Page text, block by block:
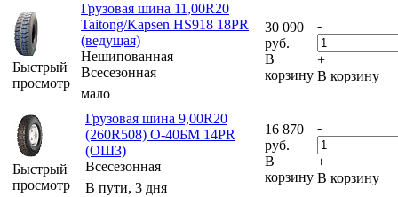
Быстрый
просмотр
Грузовая шина 11,00R20
Taitong/Kapsen HS918 18PR
(ведущая)
Нешипованная
Всесезонная
мало
30 090
руб.
В
корзину
-
+
В корзину
Быстрый
просмотр
Грузовая шина 9,00R20
(260R508) О-40БМ 14PR
(ОШЗ)
Всесезонная
В пути, 3 дня
16 870
руб.
В
корзину
-
+
В корзину